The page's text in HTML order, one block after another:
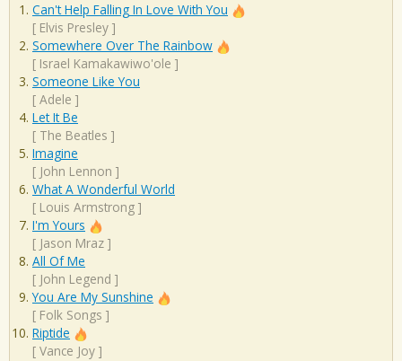
Can't Help Falling In Love With You
[ Elvis Presley ]
Somewhere Over The Rainbow
[ Israel Kamakawiwo'ole ]
Someone Like You
[ Adele ]
Let It Be
[ The Beatles ]
Imagine
[ John Lennon ]
What A Wonderful World
[ Louis Armstrong ]
I'm Yours
[ Jason Mraz ]
All Of Me
[ John Legend ]
You Are My Sunshine
[ Folk Songs ]
Riptide
[ Vance Joy ]